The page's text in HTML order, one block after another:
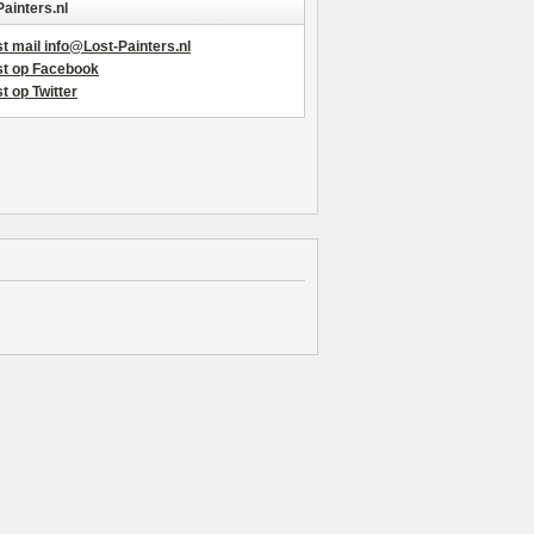
mail info@Lost-Painters.nl
op Facebook
op Twitter